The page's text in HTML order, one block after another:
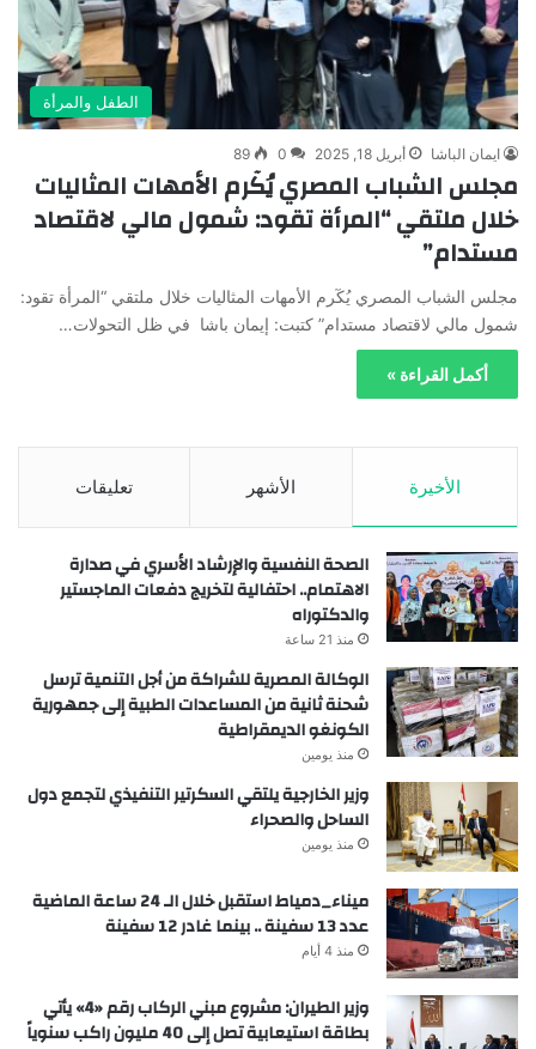
الطفل والمرأة
ايمان الباشا أبريل 18, 2025 0
89
مجلس الشباب المصري يُكٓرم الأمهات المثاليات
خلال ملتقي “المرأة تقود: شمول مالي لاقتصاد
مستدام”
مجلس الشباب المصري يُكٓرم الأمهات المثاليات خلال ملتقي “المرأة تقود:
شمول مالي لاقتصاد مستدام” كتبت: إيمان باشا في ظل التحولات…
أكمل القراءة »
الأخيرة الأشهر تعليقات
الصحة النفسية والإرشاد الأسري في صدارة
الاهتمام.. احتفالية لتخريج دفعات الماجستير
والدكتوراه
منذ 21 ساعة
الوكالة المصرية للشراكة من أجل التنمية ترسل
شحنة ثانية من المساعدات الطبية إلى جمهورية
الكونغو الديمقراطية
منذ يومين
وزير الخارجية يلتقي السكرتير التنفيذي لتجمع دول
الساحل والصحراء
منذ يومين
ميناء_دمياط استقبل خلال الـ 24 ساعة الماضية
عدد 13 سفينة .. بينما غادر 12 سفينة
منذ 4 أيام
وزير الطيران: مشروع مبني الركاب رقم «4» يأتي
بطاقة استيعابية تصل إلى 40 مليون راكب سنوياً